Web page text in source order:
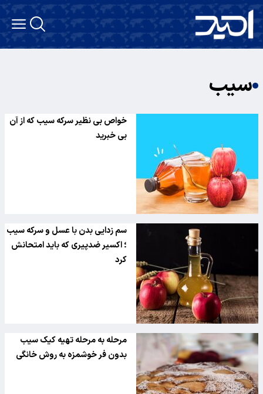
سیب
خواص بی نظیر سرکه سیب که از آن
بی خبرید
سم زدایی بدن با عسل و سرکه سیب
؛ اکسیر ضدپیری که باید امتحانش
کرد
مرحله به مرحله تهیه کیک سیب
بدون فر خوشمزه به روش خانگی